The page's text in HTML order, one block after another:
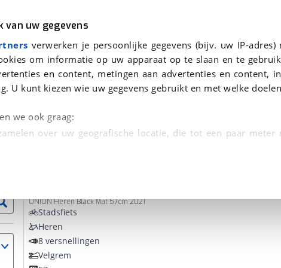
van uw gegevens
verwerken je persoonlijke gegevens (bijv. uw IP-adres)
om informatie op uw apparaat op te slaan en te
en content, metingen aan advertenties en content,
U kunt kiezen wie uw gegevens gebruikt en met welke
we ook graag:
over uw geografische locatie, die tot een paar meter
kunt uw toestemming op elk moment wijzigen of
technieken zorgen we voor een betere en meer
ervoor dat de website goed werkt. Ook gebruiken we
UNION Heren Black Mat 57cm 2021
Stadsfiets
Heren
8 versnellingen
Velgrem